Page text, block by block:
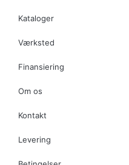
Kataloger
Værksted
Finansiering
Om os
Kontakt
Levering